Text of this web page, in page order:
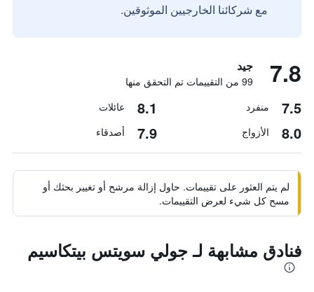
مع شركائنا الخارجيين الموثوقين.
7.8 جيد
99 من التقييمات تم التحقق منها
7.5 منفرد 8.1 عائلات
8.0 الأزواج 7.9 أصدقاء
لم يتم العثور على تقييمات. حاول إزالة مرشح أو تغيير بحثك أو
مسح كل شيء لعرض التقييمات.
فنادق مشابهة لـ جولي سويتس بيتكاسيم